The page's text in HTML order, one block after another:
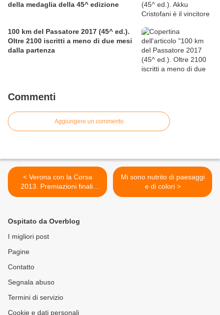
della medaglia della 45^ edizione
100 km del Passatore 2017 (45^ ed.).
Oltre 2100 iscritti a meno di due mesi
dalla partenza
Commenti
Aggiungere un commento
< Verona con la Corsa
2013. Premiazioni finali:
vincitori del circuito di otto
Bogdanich
Mi sono nutrito di paesaggi
e di colori >
Ospitato da Overblog
I migliori post
Pagine
Contatto
Segnala abuso
Termini di servizio
Cookie e dati personali